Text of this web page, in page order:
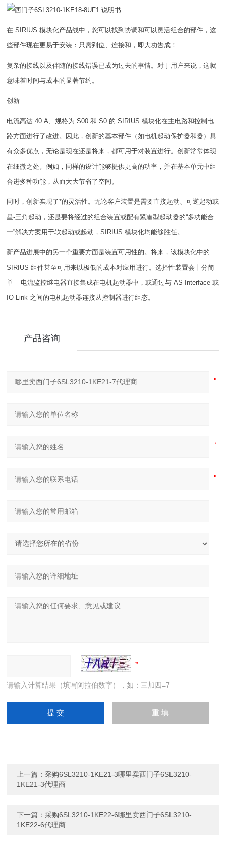
在 SIRIUS 模块化产品线中，您可以找到协调和可以灵活组合的部件，这
些部件现在更易于安装：只需到位、连接和，即大功告成！
复杂的接线以及伴随的接线错误已成为过去的事情。对于用户来说，这就
意味着时间与成本的显著节约。
创新
电流高达 40 A、规格为 S00 和 S0 的 SIRIUS 模块化在主电路和控制电
路方面进行了改进。因此，创新的基本部件（如电机起动保护器和器）具
有众多优点，无论是现在还是将来，都可用于对装置进行。创新常常体现
在细微之处。例如，同样的设计能够提供更高的功率，并在基本单元中组
合进多种功能，从而大大节省了空间。
同时，创新实现了*的灵活性。无论客户装置是需要直接起动、可逆起动或
星-三角起动，还是要将经过的组合装置或配有紧凑型起动器的“多功能合
一”解决方案用于软起动或起动，SIRIUS 模块化均能够胜任。
新产品进展中的另一个重要方面是装置可用性的。将来，该模块化中的
SIRIUS 组件甚至可用来以极低的成本对应用进行。选择性装置会十分简
单 – 电流监控继电器直接集成在电机起动器中，或通过与 AS-Interface 或
IO-Link 之间的电机起动器连接从控制器进行组态。
产品咨询
请输入计算结果（填写阿拉伯数字），如：三加四=7
上一篇：采购6SL3210-1KE21-3哪里卖西门子6SL3210-
1KE21-3代理商
下一篇：采购6SL3210-1KE22-6哪里卖西门子6SL3210-
1KE22-6代理商